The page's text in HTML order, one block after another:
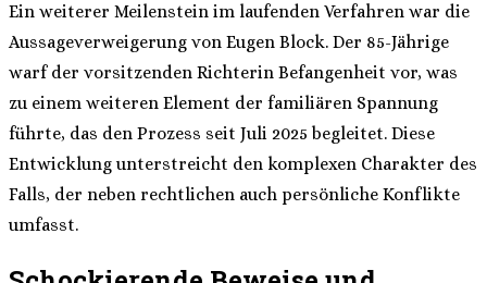
Ein weiterer Meilenstein im laufenden Verfahren war die
Aussageverweigerung von Eugen Block. Der 85-Jährige
warf der vorsitzenden Richterin Befangenheit vor, was
zu einem weiteren Element der familiären Spannung
führte, das den Prozess seit Juli 2025 begleitet. Diese
Entwicklung unterstreicht den komplexen Charakter des
Falls, der neben rechtlichen auch persönliche Konflikte
umfasst.